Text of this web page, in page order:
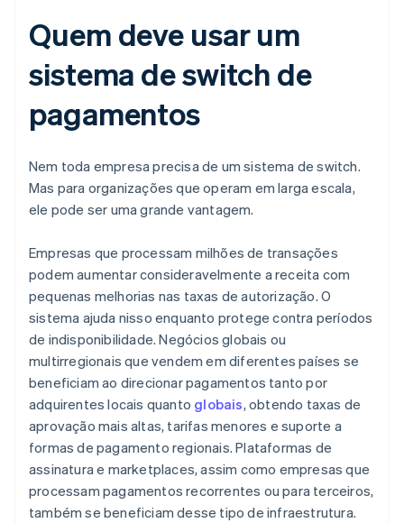
Quem deve usar um
sistema de switch de
pagamentos
Nem toda empresa precisa de um sistema de switch.
Mas para organizações que operam em larga escala,
ele pode ser uma grande vantagem.
Empresas que processam milhões de transações
podem aumentar consideravelmente a receita com
pequenas melhorias nas taxas de autorização. O
sistema ajuda nisso enquanto protege contra períodos
de indisponibilidade. Negócios globais ou
multirregionais que vendem em diferentes países se
beneficiam ao direcionar pagamentos tanto por
adquirentes locais quanto globais, obtendo taxas de
aprovação mais altas, tarifas menores e suporte a
formas de pagamento regionais. Plataformas de
assinatura e marketplaces, assim como empresas que
processam pagamentos recorrentes ou para terceiros,
também se beneficiam desse tipo de infraestrutura.